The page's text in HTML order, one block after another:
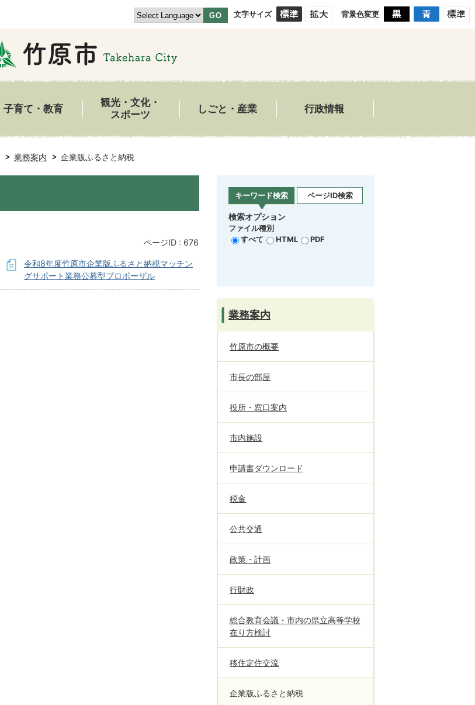
GO 文字サイズ 背景色変更
子育て・教育
観光・文化・
スポーツ
しごと・産業 行政情報
業務案内 企業版ふるさと納税
ページID : 676
令和8年度竹原市企業版ふるさと納税マッチン
グサポート業務公募型プロポーザル
キーワード検索 ページID検索
検索オプション
ファイル種別
すべて
HTML PDF
業務案内
竹原市の概要
市長の部屋
役所・窓口案内
市内施設
申請書ダウンロード
税金
公共交通
政策・計画
行財政
総合教育会議・市内の県立高等学校
在り方検討
移住定住交流
企業版ふるさと納税